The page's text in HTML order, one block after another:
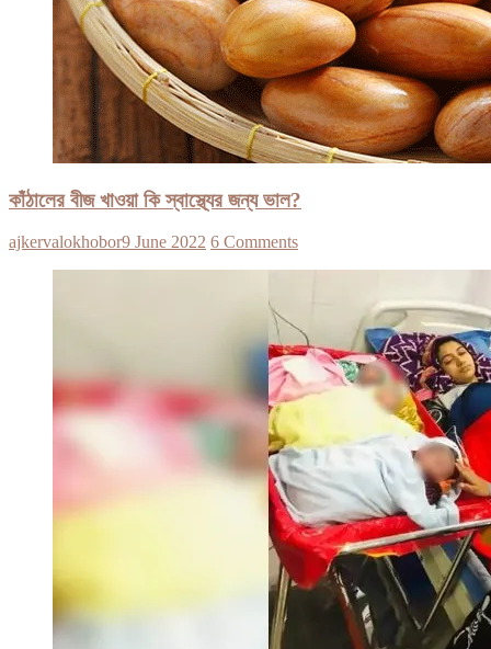
কাঁঠালের বীজ খাওয়া কি স্বাস্থ্যের জন্য ভাল?
ajkervalokhobor9 June 2022 6 Comments